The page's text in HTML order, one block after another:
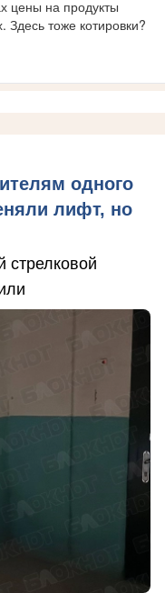
цены на продукты
Здесь тоже котировки?
одного
лифт, но